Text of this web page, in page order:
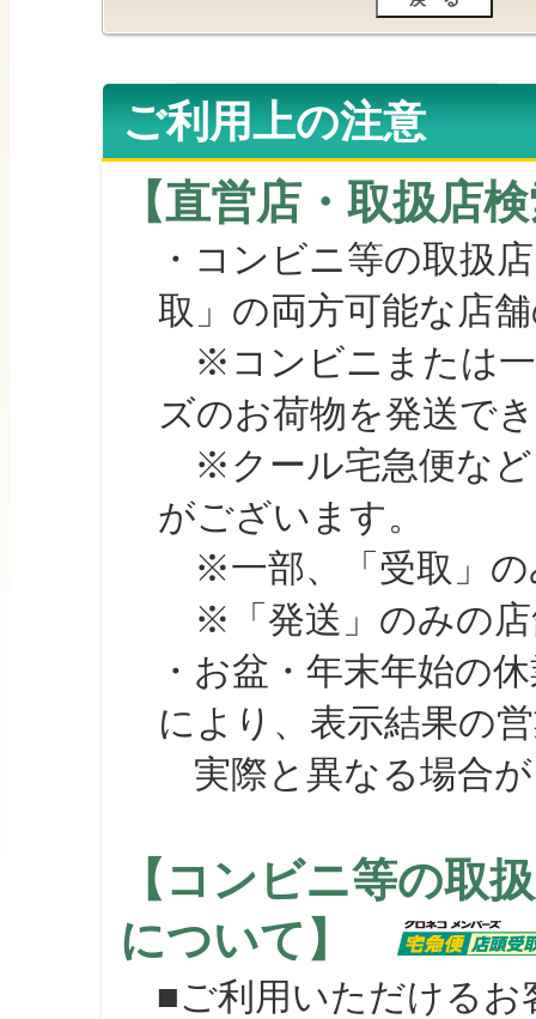
ご利用上の注意
【直営店・取扱店
・コンビニ等の取扱
取」の両方可能な店
※コンビニまたは一
ズのお荷物を発送で
※クール宅急便など
がございます。
※一部、「受取」の
※「発送」のみの店
・お盆・年末年始の
により、表示結果の
実際と異なる場合が
【コンビニ等の取
について】
■ご利用いただけるお